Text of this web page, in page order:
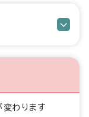
わります